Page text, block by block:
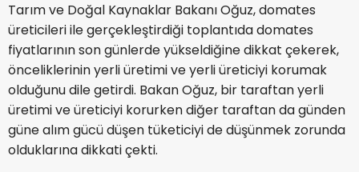
Tarım ve Doğal Kaynaklar Bakanı Oğuz, domates
üreticileri ile gerçekleştirdiği toplantıda domates
fiyatlarının son günlerde yükseldiğine dikkat çekerek,
önceliklerinin yerli üretimi ve yerli üreticiyi korumak
olduğunu dile getirdi. Bakan Oğuz, bir taraftan yerli
üretimi ve üreticiyi korurken diğer taraftan da günden
güne alım gücü düşen tüketiciyi de düşünmek zorunda
olduklarına dikkati çekti.